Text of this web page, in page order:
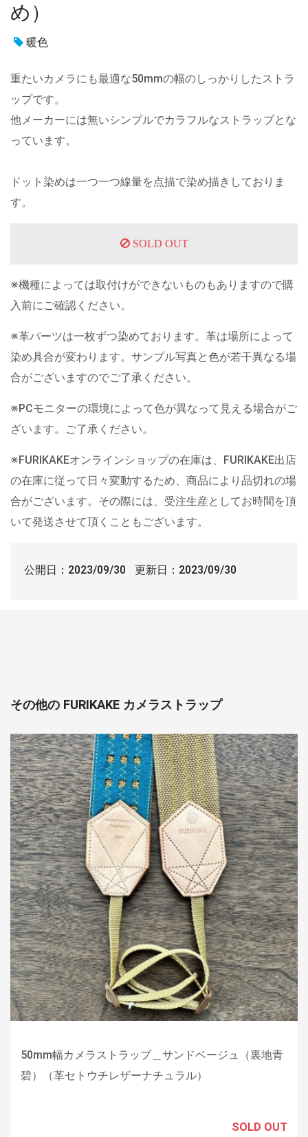
め）
暖色
重たいカメラにも最適な50mmの幅のしっかりしたストラ
ップです。
他メーカーには無いシンプルでカラフルなストラップとな
っています。
ドット染めは一つ一つ線量を点描で染め描きしておりま
す。
SOLD OUT
※機種によっては取付けができないものもありますので購
入前にご確認ください。
※革パーツは一枚ずつ染めております。革は場所によって
染め具合が変わります。サンプル写真と色が若干異なる場
合がございますのでご了承ください。
※PCモニターの環境によって色が異なって見える場合がご
ざいます。ご了承ください。
※FURIKAKEオンラインショップの在庫は、FURIKAKE出店
の在庫に従って日々変動するため、商品により品切れの場
合がございます。その際には、受注生産としてお時間を頂
いて発送させて頂くこともございます。
公開日： 2023/09/30 更新日： 2023/09/30
その他の FURIKAKE カメラストラップ
50mm幅カメラストラップ＿サンドベージュ（裏地青
碧）（革セトウチレザーナチュラル）
SOLD OUT